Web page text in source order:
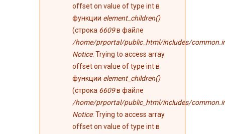
offset on value of type int в
функции element_children()
(строка 6609в файле
/home/prportal/public_html/includes/
Notice: Trying to access array
offset on value of type int в
функции element_children()
(строка 6609в файле
/home/prportal/public_html/includes/
Notice: Trying to access array
offset on value of type int в